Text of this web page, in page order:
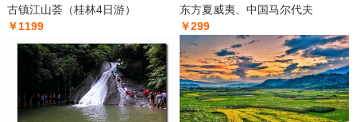
古镇江山荟（桂林4日游）
￥1199
东方夏威夷、中国马尔代夫
￥299